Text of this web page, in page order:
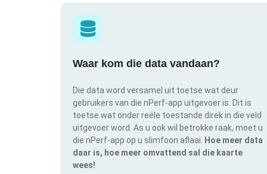
Waar kom die data vandaan?
Die data word versamel uit toetse wat deur
gebruikers van die nPerf-app uitgevoer is. Dit is
toetse wat onder reële toestande direk in die veld
uitgevoer word. As u ook wil betrokke raak, moet u
die nPerf-app op u slimfoon aflaai.
Hoe meer data
daar is, hoe meer omvattend sal die kaarte
wees!